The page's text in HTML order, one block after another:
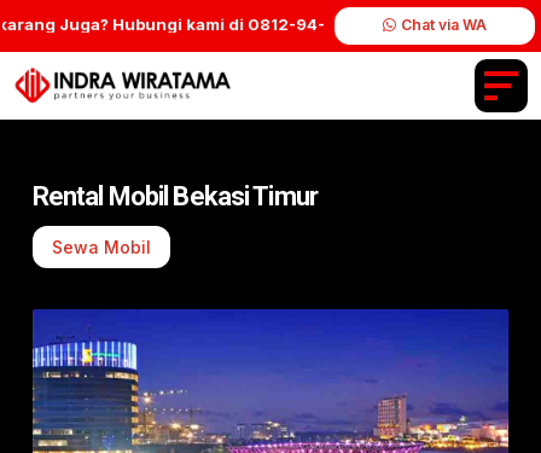
Juga? Hubungi kami di 0812-94-1000-90″ PT Indra Wiratama
Chat via WA
Rental Mobil Bekasi Timur
Sewa Mobil